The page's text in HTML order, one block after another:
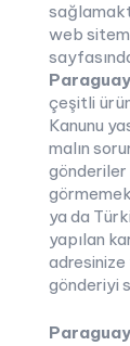
web
çeşitli
Kanunu
malın
gönderiler
ya da
yapılan
gönderiyi